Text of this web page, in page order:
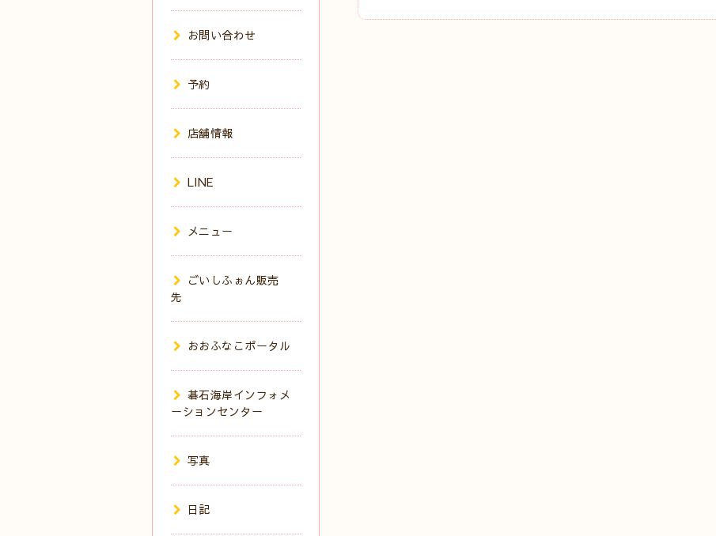
お問い合わせ
予約
店舗情報
LINE
メニュー
ごいしふぉん販売
先
おおふなこポータル
碁石海岸インフォメ
ーションセンター
写真
日記